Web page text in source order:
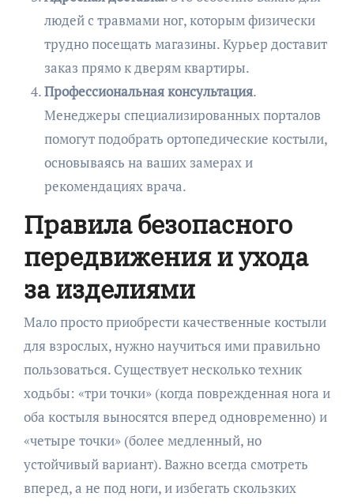
людей с травмами ног, которым физически
трудно посещать магазины. Курьер доставит
заказ прямо к дверям квартиры.
Профессиональная консультация.
Менеджеры специализированных порталов
помогут подобрать ортопедические костыли,
основываясь на ваших замерах и
рекомендациях врача.
Правила безопасного
передвижения и ухода
за изделиями
Мало просто приобрести качественные костыли
для взрослых, нужно научиться ими правильно
пользоваться. Существует несколько техник
ходьбы: «три точки» (когда поврежденная нога и
оба костыля выносятся вперед одновременно) и
«четыре точки» (более медленный, но
устойчивый вариант). Важно всегда смотреть
вперед, а не под ноги, и избегать скользких